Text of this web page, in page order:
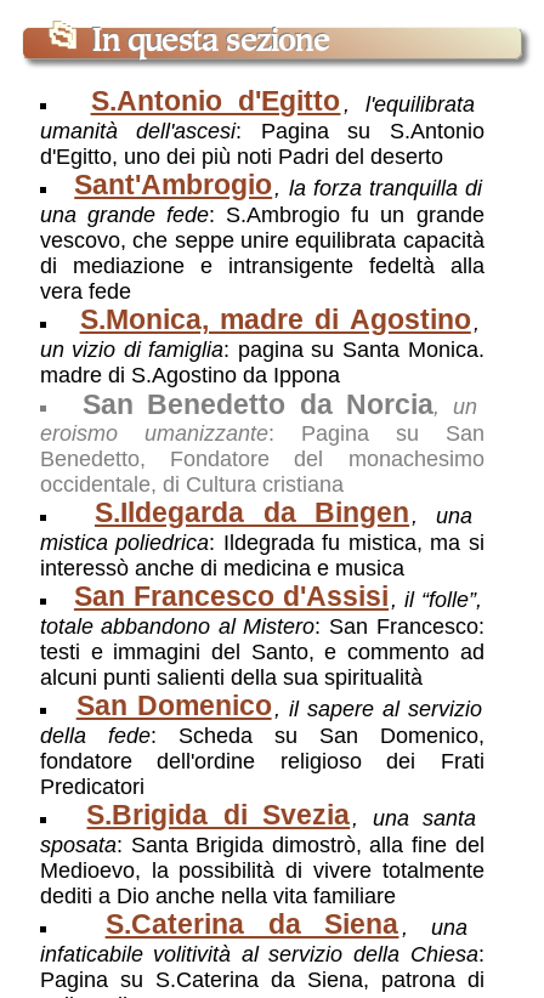
📂 In questa sezione
S.Antonio d'Egitto , l'equilibrata
umanità dell'ascesi: Pagina su S.Antonio
d'Egitto, uno dei più noti Padri del deserto
Sant'Ambrogio, la forza tranquilla di
una grande fede: S.Ambrogio fu un grande
vescovo, che seppe unire equilibrata capacità
di mediazione e intransigente fedeltà alla
vera fede
S.Monica, madre di Agostino,
un vizio di famiglia: pagina su Santa Monica.
madre di S.Agostino da Ippona
San Benedetto da Norcia, un
eroismo umanizzante: Pagina su San
Benedetto, Fondatore del monachesimo
occidentale, di Cultura cristiana
S.Ildegarda da Bingen , una
mistica poliedrica: Ildegrada fu mistica, ma si
interessò anche di medicina e musica
San Francesco d'Assisi , il “folle”,
totale abbandono al Mistero: San Francesco:
testi e immagini del Santo, e commento ad
alcuni punti salienti della sua spiritualità
San Domenico, il sapere al servizio
della fede: Scheda su San Domenico,
fondatore dell'ordine religioso dei Frati
Predicatori
S.Brigida di Svezia, una santa
sposata: Santa Brigida dimostrò, alla fine del
Medioevo, la possibilità di vivere totalmente
dediti a Dio anche nella vita familiare
S.Caterina da Siena , una
infaticabile volitività al servizio della Chiesa:
Pagina su S.Caterina da Siena, patrona di